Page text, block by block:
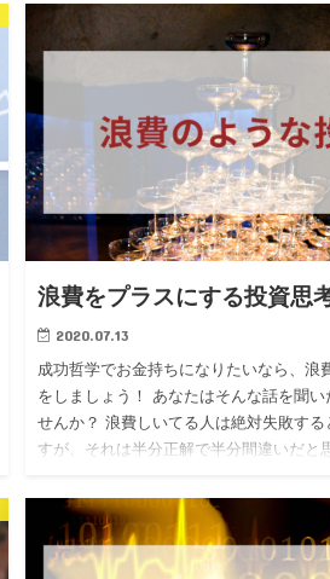
浪費をプラスにする投資思
2020.07.13
成功哲学でお金持ちになりたいなら、浪
をしましょう！ あなたはそんな話を聞い
せんか？ 浪費しいてる人は絶対失敗する
すが、それは半分正解で半分間違いだと